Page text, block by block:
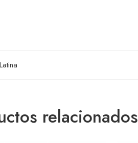
relacionados